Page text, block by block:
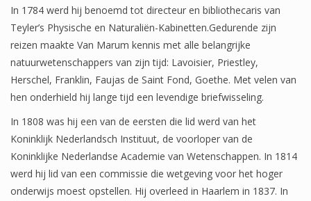
In 1784 werd hij benoemd tot directeur en bibliothecaris van
Teyler’s Physische en Naturaliën-Kabinetten.Gedurende zijn
reizen maakte Van Marum kennis met alle belangrijke
natuurwetenschappers van zijn tijd: Lavoisier, Priestley,
Herschel, Franklin, Faujas de Saint Fond, Goethe. Met velen van
hen onderhield hij lange tijd een levendige briefwisseling.
In 1808 was hij een van de eersten die lid werd van het
Koninklijk Nederlandsch Instituut, de voorloper van de
Koninklijke Nederlandse Academie van Wetenschappen. In 1814
werd hij lid van een commissie die wetgeving voor het hoger
onderwijs moest opstellen. Hij overleed in Haarlem in 1837. In